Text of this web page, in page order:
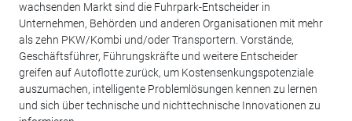
wachsenden Markt sind die Fuhrpark-Entscheider in
Unternehmen, Behörden und anderen Organisationen mit mehr
als zehn PKW/Kombi und/oder Transportern. Vorstände,
Geschäftsführer, Führungskräfte und weitere Entscheider
greifen auf Autoflotte zurück, um Kostensenkungspotenziale
auszumachen, intelligente Problemlösungen kennen zu lernen
und sich über technische und nichttechnische Innovationen zu